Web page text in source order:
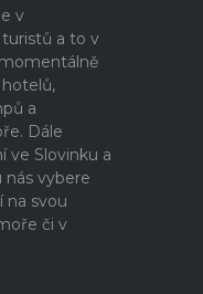
v
turistů a to v
a
Dále
ve Slovinku a
nás vybere
na svou
či v